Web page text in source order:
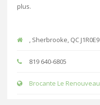
plus.
, Sherbrooke, QC J1R0E9
819 640-6805
Brocante Le Renouveau